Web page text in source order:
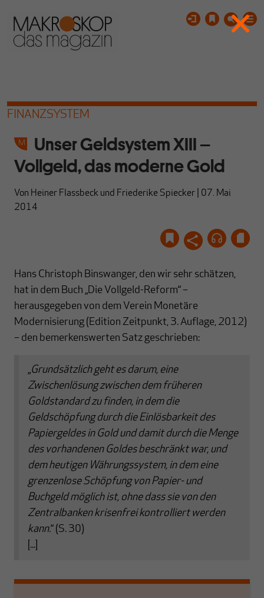
FINANZSYSTEM
Unser Geldsystem XIII –
Vollgeld, das moderne Gold
Von Heiner Flassbeck und Friederike Spiecker
07. Mai
2014
Hans Christoph Binswanger, den wir sehr schätzen,
hat in dem Buch „Die Vollgeld-Reform“ –
herausgegeben von dem Verein Monetäre
Modernisierung (Edition Zeitpunkt, 3. Auflage, 2012)
– den bemerkenswerten Satz geschrieben:
„Grundsätzlich geht es darum, eine
Zwischenlösung zwischen dem früheren
Goldstandard zu finden, in dem die
Geldschöpfung durch die Einlösbarkeit des
Papiergeldes in Gold und damit durch die Menge
des vorhandenen Goldes beschränkt war, und
dem heutigen Währungssystem, in dem eine
grenzenlose Schöpfung von Papier- und
Buchgeld möglich ist, ohne dass sie von den
Zentralbanken krisenfrei kontrolliert werden
kann.“ (S. 30)
[...]